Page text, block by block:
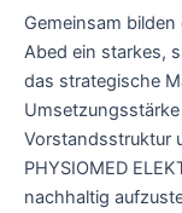
Gemeinsam
Abed ein starkes,
das strategische
Vorstandsstruktur
PHYSIOMED
nachhaltig